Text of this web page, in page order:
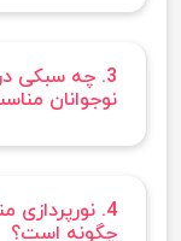
3. چه سبکی
نوجوانان
4.
چگونه است؟